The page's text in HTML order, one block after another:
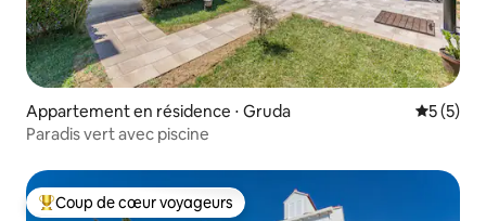
Appartement en résidence ⋅ Gruda
5 (5)
Paradis vert avec piscine
Coups de cœur voyageurs les plus appréciés
Coup de cœur voyageurs